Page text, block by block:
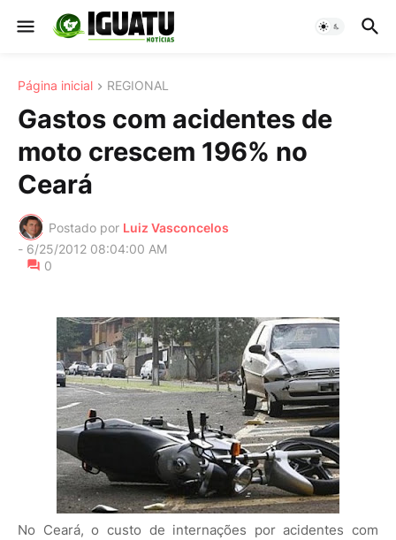
Página inicial REGIONAL
Gastos com acidentes de
moto crescem 196% no
Ceará
Postado por Luiz Vasconcelos
- 6/25/2012 08:04:00 AM
0
No Ceará, o custo de internações por acidentes com